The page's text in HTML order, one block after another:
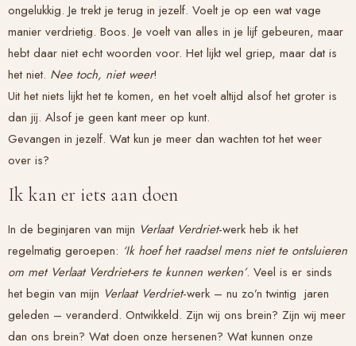
ongelukkig. Je trekt je terug in jezelf. Voelt je op een wat vage
manier verdrietig. Boos. Je voelt van alles in je lijf gebeuren, maar
hebt daar niet echt woorden voor. Het lijkt wel griep, maar dat is
het niet. Nee toch, niet weer!
Uit het niets lijkt het te komen, en het voelt altijd alsof het groter is
dan jij. Alsof je geen kant meer op kunt.
Gevangen in jezelf. Wat kun je meer dan wachten tot het weer
over is?
Ik kan er iets aan doen
In de beginjaren van mijn Verlaat Verdriet-werk heb ik het
regelmatig geroepen: ‘Ik hoef het raadsel mens niet te ontsluieren
om met Verlaat Verdriet-ers te kunnen werken’. Veel is er sinds
het begin van mijn Verlaat Verdriet-werk – nu zo’n twintig jaren
geleden – veranderd. Ontwikkeld. Zijn wij ons brein? Zijn wij meer
dan ons brein? Wat doen onze hersenen? Wat kunnen onze